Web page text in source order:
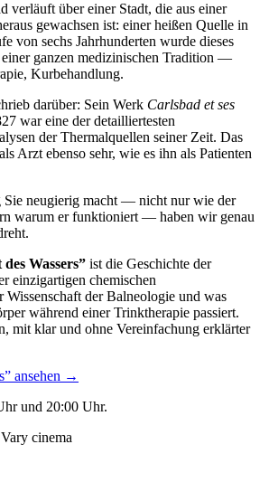
verläuft über einer Stadt, die aus einer
gewachsen ist: einer heißen Quelle in
von sechs Jahrhunderten wurde dieses
einer ganzen medizinischen Tradition —
Kurbehandlung.
darüber: Sein Werk Carlsbad et ses
war eine der detailliertesten
der Thermalquellen seiner Zeit. Das
Arzt ebenso sehr, wie es ihn als Patienten
Sie neugierig macht — nicht nur wie der
warum er funktioniert — haben wir genau
Wassers” ist die Geschichte der
einzigartigen chemischen
Wissenschaft der Balneologie und was
während einer Trinktherapie passiert.
mit klar und ohne Vereinfachung erklärter
ansehen →
und 20:00 Uhr.